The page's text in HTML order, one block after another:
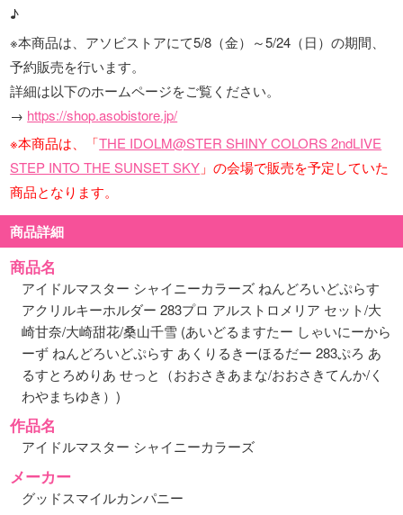
♪
※本商品は、アソビストアにて5/8（金）～5/24（日）の期間、
予約販売を行います。
詳細は以下のホームページをご覧ください。
→ https://shop.asobistore.jp/
※本商品は、「THE IDOLM@STER SHINY COLORS 2ndLIVE
STEP INTO THE SUNSET SKY 」の会場で販売を予定していた
商品となります。
商品詳細
商品名
アイドルマスター シャイニーカラーズ ねんどろいどぷらす
アクリルキーホルダー 283プロ アルストロメリア セット/大
崎甘奈/大崎甜花/桑山千雪 (あいどるますたー しゃいにーから
ーず ねんどろいどぷらす あくりるきーほるだー 283ぷろ あ
るすとろめりあ せっと（おおさきあまな/おおさきてんか/く
わやまちゆき）)
作品名
アイドルマスター シャイニーカラーズ
メーカー
グッドスマイルカンパニー